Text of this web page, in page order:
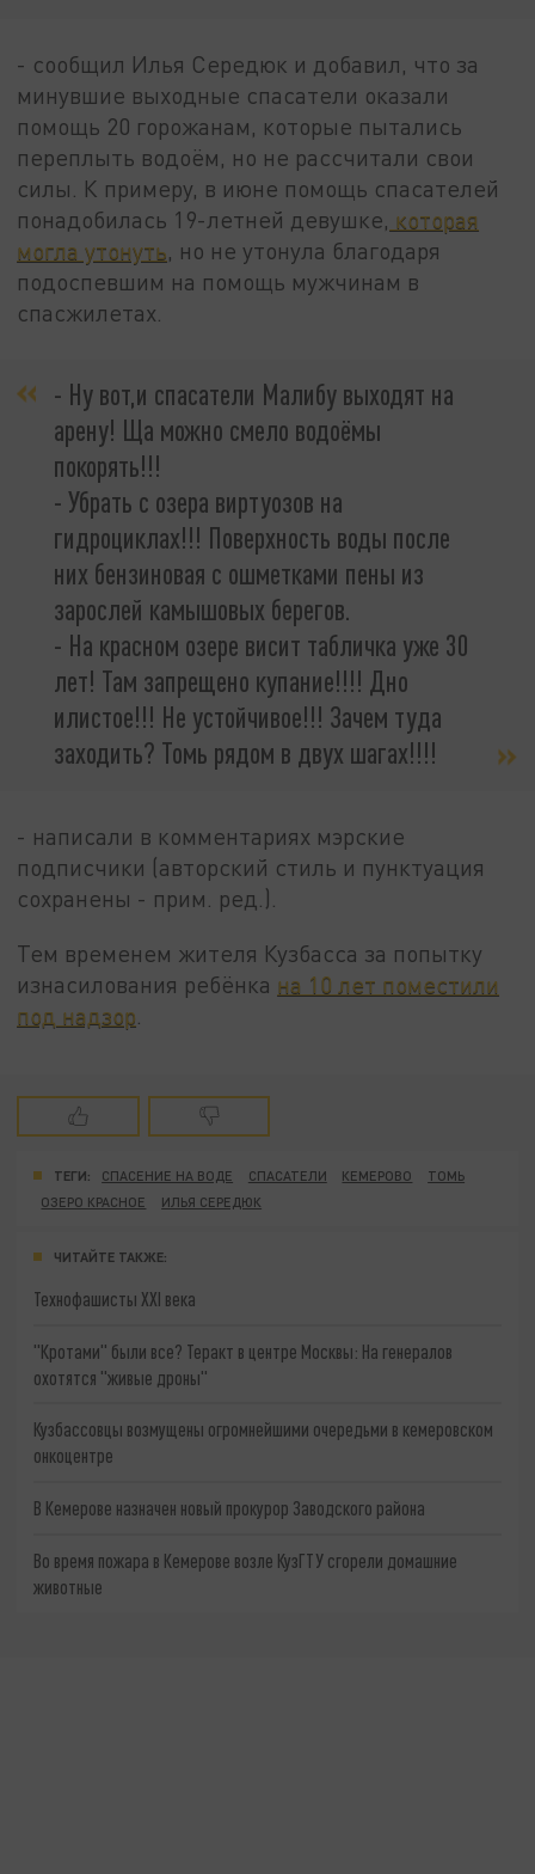
- сообщил Илья Середюк и добавил, что за
минувшие выходные спасатели оказали
помощь 20 горожанам, которые пытались
переплыть водоём, но не рассчитали свои
силы. К примеру, в июне помощь спасателей
понадобилась 19-летней девушке, которая
могла утонуть, но не утонула благодаря
подоспевшим на помощь мужчинам в
спасжилетах.
- Ну вот,и спасатели Малибу выходят на
арену! Ща можно смело водоёмы
покорять!!!
- Убрать с озера виртуозов на
гидроциклах!!! Поверхность воды после
них бензиновая с ошметками пены из
зарослей камышовых берегов.
- На красном озере висит табличка уже 30
лет! Там запрещено купание!!!! Дно
илистое!!! Не устойчивое!!! Зачем туда
заходить? Томь рядом в двух шагах!!!!
- написали в комментариях мэрские
подписчики (авторский стиль и пунктуация
сохранены - прим. ред.).
Тем временем жителя Кузбасса за попытку
изнасилования ребёнка на 10 лет поместили
под надзор
ТЕГИ: СПАСЕНИЕ НА ВОДЕ СПАСАТЕЛИ КЕМЕРОВО
ТОМЬ
ОЗЕРО КРАСНОЕ
ИЛЬЯ СЕРЕДЮК
ЧИТАЙТЕ ТАКЖЕ:
Технофашисты XXI века
"Кротами" были все? Теракт в центре Москвы: На генералов
охотятся "живые дроны"
Кузбассовцы возмущены огромнейшими очередьми в кемеровском
онкоцентре
В Кемерове назначен новый прокурор Заводского района
Во время пожара в Кемерове возле КузГТУ сгорели домашние
животные